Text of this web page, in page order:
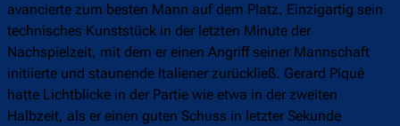
avancierte zum besten Mann auf dem Platz. Einzigartig sein
technisches Kunststück in der letzten Minute der
Nachspielzeit, mit dem er einen Angriff seiner Mannschaft
initiierte und staunende Italiener zurückließ. Gerard Piqué
hatte Lichtblicke in der Partie wie etwa in der zweiten
Halbzeit, als er einen guten Schuss in letzter Sekunde